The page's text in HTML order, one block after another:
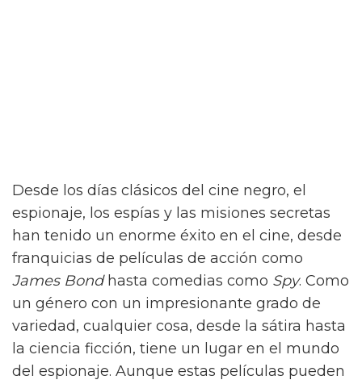
Desde los días clásicos del cine negro, el
espionaje, los espías y las misiones secretas
han tenido un enorme éxito en el cine, desde
franquicias de películas de acción como
James Bondhasta comedias como Spy. Como
un género con un impresionante grado de
variedad, cualquier cosa, desde la sátira hasta
la ciencia ficción, tiene un lugar en el mundo
del espionaje. Aunque estas películas pueden